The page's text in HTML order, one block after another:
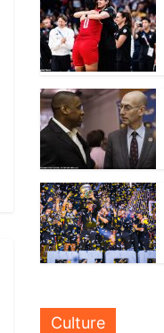
Culture